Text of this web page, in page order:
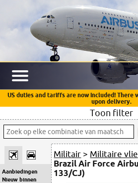
US duties and tariffs are now included! There
upon delivery.
Toon filter
Aanbiedingen
Nieuw binnen
Militair > Militaire
Brazil Air Force
133/CJ)